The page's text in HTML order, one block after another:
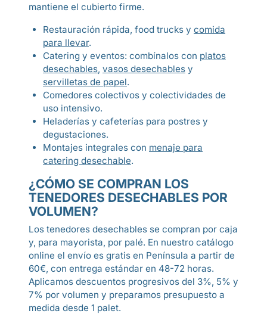
mantiene el cubierto firme.
Restauración rápida, food trucks y comida
para llevar.
Catering y eventos: combínalos con platos
desechables, vasos desechables y
servilletas de papel.
Comedores colectivos y colectividades de
uso intensivo.
Heladerías y cafeterías para postres y
degustaciones.
Montajes integrales con menaje para
catering desechable.
¿CÓMO SE COMPRAN LOS
TENEDORES DESECHABLES POR
VOLUMEN?
Los tenedores desechables se compran por caja
y, para mayorista, por palé. En nuestro catálogo
online el envío es gratis en Península a partir de
60€, con entrega estándar en 48-72 horas.
Aplicamos descuentos progresivos del 3%, 5% y
7% por volumen y preparamos presupuesto a
medida desde 1 palet.